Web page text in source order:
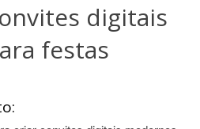
digitais
festas